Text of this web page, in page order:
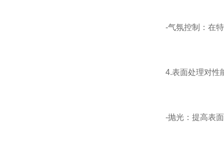
-气氛控制：在特
4.表面处理对性
-抛光：提高表面